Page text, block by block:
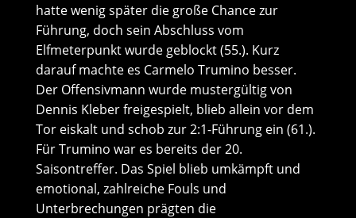
hatte wenig später die große Chance zur
Führung, doch sein Abschluss vom
Elfmeterpunkt wurde geblockt (55.). Kurz
darauf machte es Carmelo Trumino besser.
Der Offensivmann wurde mustergültig von
Dennis Kleber freigespielt, blieb allein vor dem
Tor eiskalt und schob zur 2:1-Führung ein (61.).
Für Trumino war es bereits der 20.
Saisontreffer. Das Spiel blieb umkämpft und
emotional, zahlreiche Fouls und
Unterbrechungen prägten die